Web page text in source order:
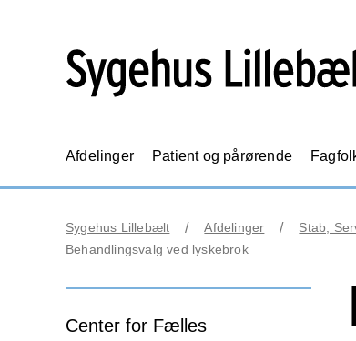
Afdelinger Patient og pårørende
Sygehus Lillebælt Afdelinger Stab,
Behandlingsvalg ved lyskebrok
Center for Fælles